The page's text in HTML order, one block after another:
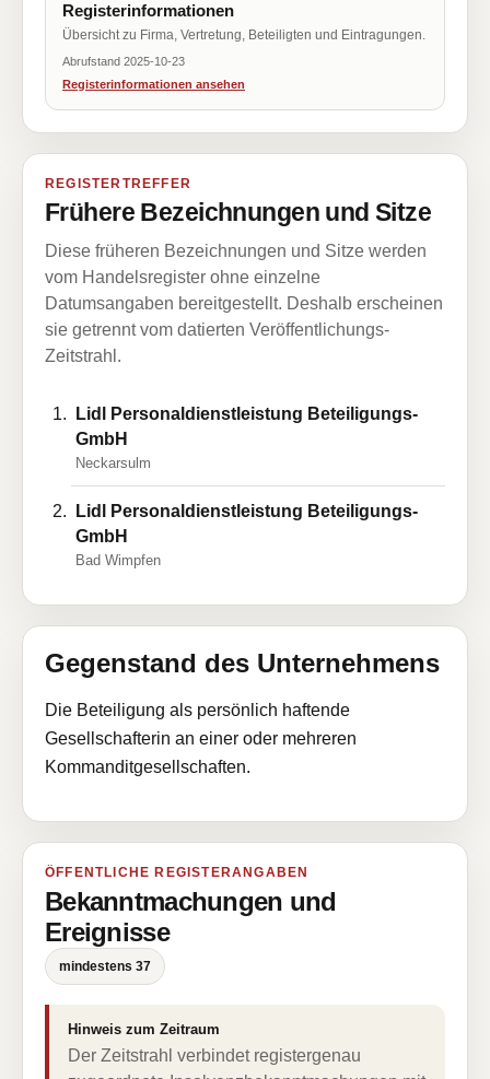
Registerinformationen
Übersicht zu Firma, Vertretung, Beteiligten und Eintragungen.
Abrufstand 2025-10-23
Registerinformationen ansehen
REGISTERTREFFER
Frühere Bezeichnungen und Sitze
Diese früheren Bezeichnungen und Sitze werden
vom Handelsregister ohne einzelne
Datumsangaben bereitgestellt. Deshalb erscheinen
sie getrennt vom datierten Veröffentlichungs-
Zeitstrahl.
Lidl Personaldienstleistung Beteiligungs-
GmbH
Neckarsulm
Lidl Personaldienstleistung Beteiligungs-
GmbH
Bad Wimpfen
Gegenstand des Unternehmens
Die Beteiligung als persönlich haftende
Gesellschafterin an einer oder mehreren
Kommanditgesellschaften.
ÖFFENTLICHE REGISTERANGABEN
Bekanntmachungen und
Ereignisse
mindestens 37
Hinweis zum Zeitraum
Der Zeitstrahl verbindet registergenau